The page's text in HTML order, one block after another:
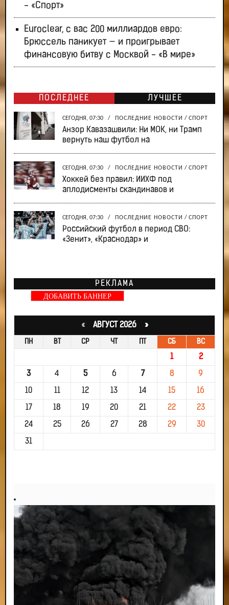
- «Спорт»
Euroclear, с вас 200 миллиардов евро:
Брюссель паникует — и проигрывает
финансовую битву с Москвой - «В мире»
ПОСЛЕДНЕЕ ЛУЧШЕЕ
СЕГОДНЯ, 07:30 / ПОСЛЕДНИЕ НОВОСТИ / СПОРТ
Анзор Кавазашвили: Ни МОК, ни Трамп
вернуть наш футбол на
СЕГОДНЯ, 07:30 / ПОСЛЕДНИЕ НОВОСТИ / СПОРТ
Хоккей без правил: ИИХФ под
аплодисменты скандинавов и
СЕГОДНЯ, 07:30 / ПОСЛЕДНИЕ НОВОСТИ / СПОРТ
Российский футбол в период СВО:
«Зенит», «Краснодар» и
РЕКЛАМА
ДОБАВИТЬ БАННЕР
«АВГУСТ 2026 »
ПН ВТ СР ЧТ ПТ СБ ВС
1 2
3 4 5 6 7 8 9
10 11 12 13 14 15 16
17 18 19 20 21 22 23
24 25 26 27 28 29 30
31